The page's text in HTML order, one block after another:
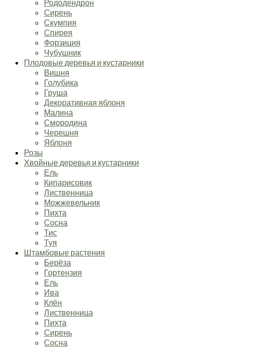
Рододендрон
Сирень
Скумпия
Спирея
Форзиция
Чубушник
Плодовые деревья и кустарники
Вишня
Голубика
Груша
Декоративная яблоня
Малина
Смородина
Черешня
Яблоня
Розы
Хвойные деревья и кустарники
Ель
Кипарисовик
Лиственница
Можжевельник
Пихта
Сосна
Тис
Туя
Штамбовые растения
Берёза
Гортензия
Ель
Ива
Клён
Лиственница
Пихта
Сирень
Сосна